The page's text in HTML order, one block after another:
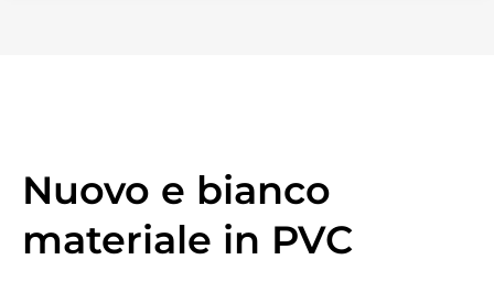
Nuovo e bianco
materiale in PVC